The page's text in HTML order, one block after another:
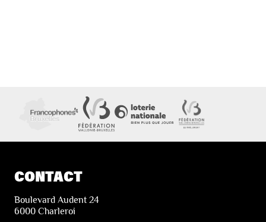
CONTACT
Boulevard Audent 24
6000 Charleroi